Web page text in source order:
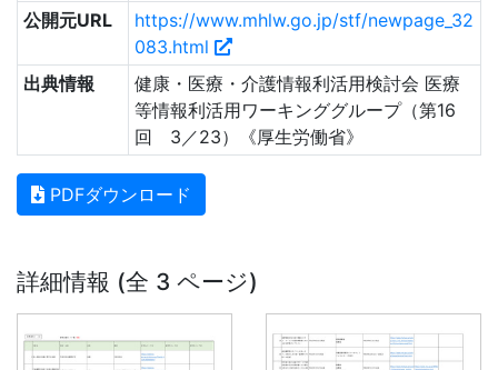
公開元URL
https://www.mhlw.go.jp/stf/newpage_32
083.html
出典情報
健康・医療・介護情報利活用検討会 医療
等情報利活用ワーキンググループ（第16
回 3／23）《厚生労働省》
PDFダウンロード
詳細情報 (全 3 ページ)